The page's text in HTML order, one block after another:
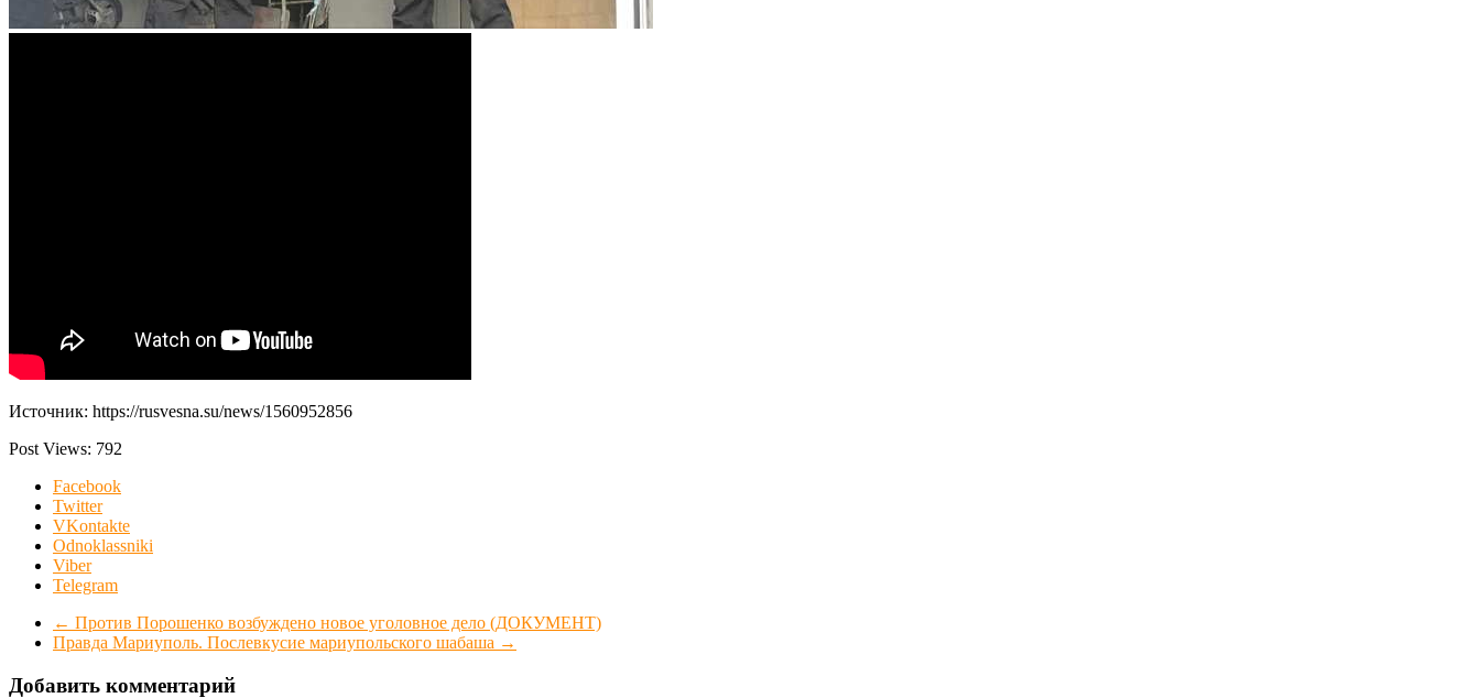
Источник: https://rusvesna.su/news/1560952856
Post Views: 792
Facebook
Twitter
VKontakte
Odnoklassniki
Viber
Telegram
← Против Порошенко возбуждено новое уголовное дело (ДОКУМЕНТ)
Правда Мариуполь. Послевкусие мариупольского шабаша →
Добавить комментарий